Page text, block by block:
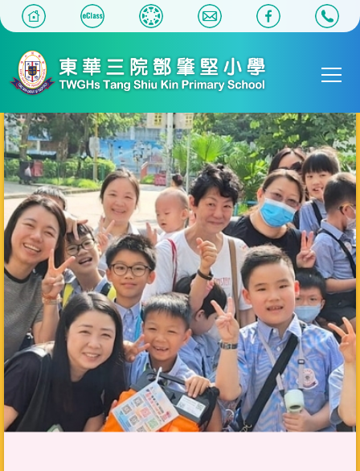
移至主內容
Main